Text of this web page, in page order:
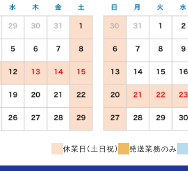
休業日(土日祝) 発送業務のみ